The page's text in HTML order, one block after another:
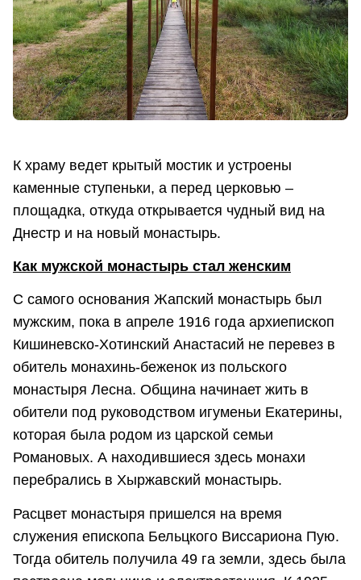
К храму ведет крытый мостик и устроены
каменные ступеньки, а перед церковью –
площадка, откуда открывается чудный вид на
Днестр и на новый монастырь.
Как мужской монастырь стал женским
С самого основания Жапский монастырь был
мужским, пока в апреле 1916 года архиепископ
Кишиневско-Хотинский Анастасий не перевез в
обитель монахинь-беженок из польского
монастыря Лесна. Община начинает жить в
обители под руководством игуменьи Екатерины,
которая была родом из царской семьи
Романовых. А находившиеся здесь монахи
перебрались в Хыржавский монастырь.
Расцвет монастыря пришелся на время
служения епископа Бельцкого Виссариона Пую.
Тогда обитель получила 49 га земли, здесь была